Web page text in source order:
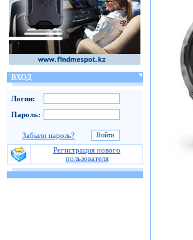
ВХОД
Логин:
Пароль:
Забыли пароль?
Регистрация нового
пользователя